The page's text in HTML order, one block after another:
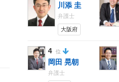
川添 圭
弁護士
大阪府
4 位
岡田 晃朝
弁護士